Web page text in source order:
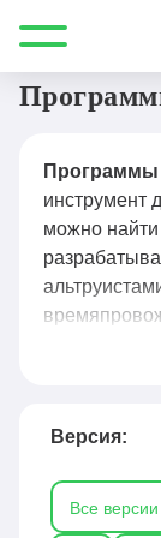
Все для
Программы
инструмент
можно найти
создания
ту, которая
разделе
Версия:
Все версии